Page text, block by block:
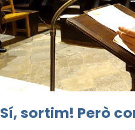
Sí, sortim! Però